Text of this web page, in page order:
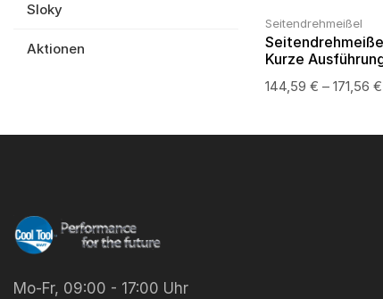
Sloky
Aktionen
Seitendrehmeißel
Kurze
144,59€ –171,56€
Mo-Fr, 09:00 - 17:00 Uhr